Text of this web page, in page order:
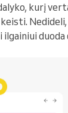
kurį